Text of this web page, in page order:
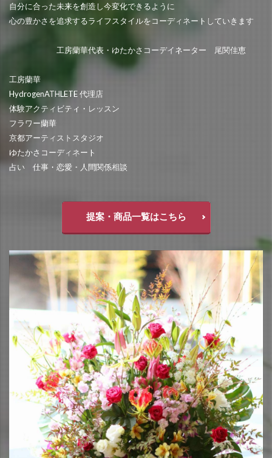
自分に合った未来を創造し今変化できるように
心の豊かさを追求するライフスタイルをコーディネートしていきます
工房蘭華代表・ゆたかさコーデイネーター 尾関佳恵
工房蘭華
HydrogenATHLETE 代理店
体験アクティビティ・レッスン
フラワー蘭華
京都アーティストスタジオ
ゆたかさコーディネート
占い 仕事・恋愛・人間関係相談
提案・商品一覧はこちら